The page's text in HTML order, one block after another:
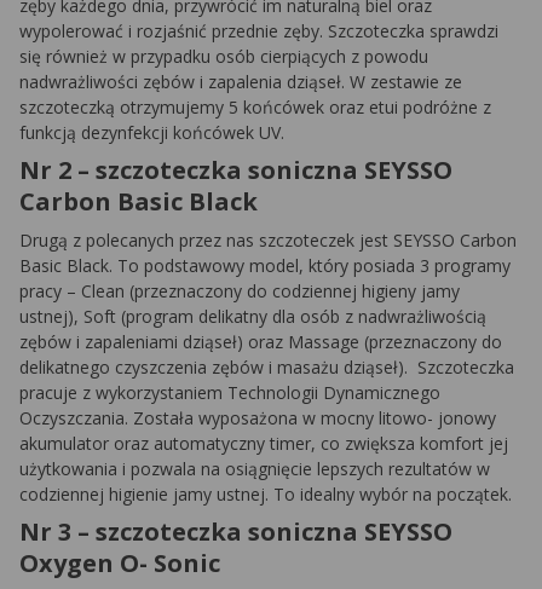
zęby każdego dnia, przywrócić im naturalną biel oraz
wypolerować i rozjaśnić przednie zęby. Szczoteczka sprawdzi
się również w przypadku osób cierpiących z powodu
nadwrażliwości zębów i zapalenia dziąseł. W zestawie ze
szczoteczką otrzymujemy 5 końcówek oraz etui podróżne z
funkcją dezynfekcji końcówek UV.
Nr 2 – szczoteczka soniczna SEYSSO
Carbon Basic Black
Drugą z polecanych przez nas szczoteczek jest SEYSSO Carbon
Basic Black. To podstawowy model, który posiada 3 programy
pracy – Clean (przeznaczony do codziennej higieny jamy
ustnej), Soft (program delikatny dla osób z nadwrażliwością
zębów i zapaleniami dziąseł) oraz Massage (przeznaczony do
delikatnego czyszczenia zębów i masażu dziąseł). Szczoteczka
pracuje z wykorzystaniem Technologii Dynamicznego
Oczyszczania. Została wyposażona w mocny litowo- jonowy
akumulator oraz automatyczny timer, co zwiększa komfort jej
użytkowania i pozwala na osiągnięcie lepszych rezultatów w
codziennej higienie jamy ustnej. To idealny wybór na początek.
Nr 3 – szczoteczka soniczna SEYSSO
Oxygen O- Sonic